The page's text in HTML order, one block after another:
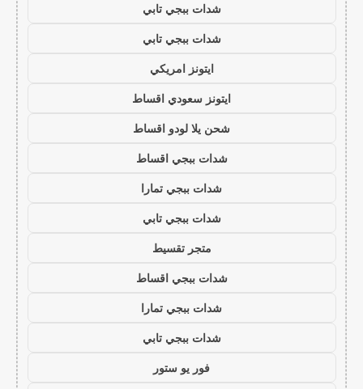
شدات ببجي تابي
شدات ببجي تابي
ايتونز امريكي
ايتونز سعودي اقساط
شحن يلا لودو اقساط
شدات ببجي اقساط
شدات ببجي تمارا
شدات ببجي تابي
متجر تقسيط
شدات ببجي اقساط
شدات ببجي تمارا
شدات ببجي تابي
فور يو ستور